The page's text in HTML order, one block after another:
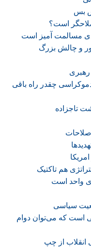
بس
است؟
مسالمت آمیز است
و چالش بزرگ
چقدر راه باقی
تاجزاده
هم تاکتیک
واحد است
سیاسی
که می‌توان دوام
انقلاب از چپ